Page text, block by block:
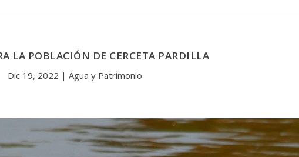
LA POBLACIÓN DE CERCETA PARDILLA
Dic 19, 2022 |Agua y Patrimonio